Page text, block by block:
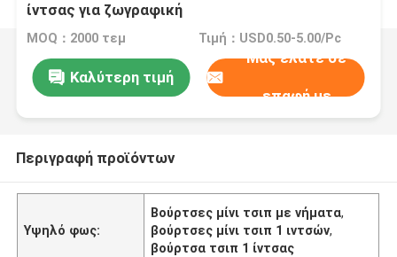
ίντσας για ζωγραφική
MOQ：2000 τεμ Τιμή：USD0.50-5.00/Pc
Καλύτερη τιμή
Μας ελάτε σε
επαφή με
Περιγραφή προϊόντων
Υψηλό φως:
Βούρτσες μίνι τσιπ με νήματα,
βούρτσες μίνι τσιπ 1 ιντσών,
βούρτσα τσιπ 1 ίντσας